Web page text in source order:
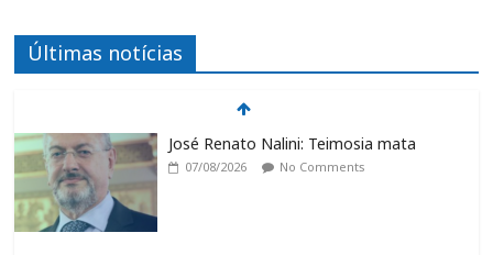
Últimas notícias
José Renato Nalini: Teimosia mata
07/08/2026 No Comments